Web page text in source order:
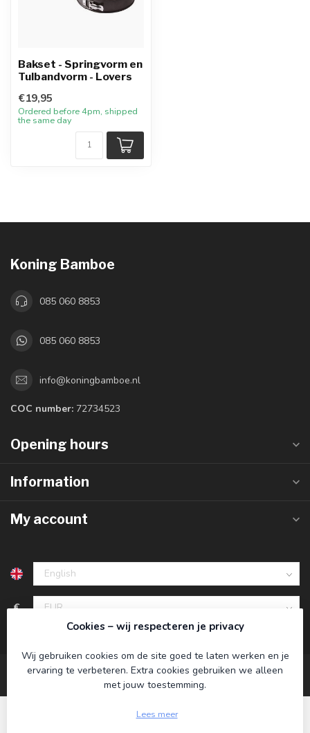
Bakset - Springvorm en
Tulbandvorm - Lovers
€19,95
Ordered before 4pm, shipped
the same day
Koning Bamboe
085 060 8853
085 060 8853
info@koningbamboe.nl
COC number: 72734523
Opening hours
Information
My account
€
Cookies – wij respecteren je privacy
Wij gebruiken cookies om de site goed te laten werken en je
ervaring te verbeteren. Extra cookies gebruiken we alleen
met jouw toestemming.
Lees meer